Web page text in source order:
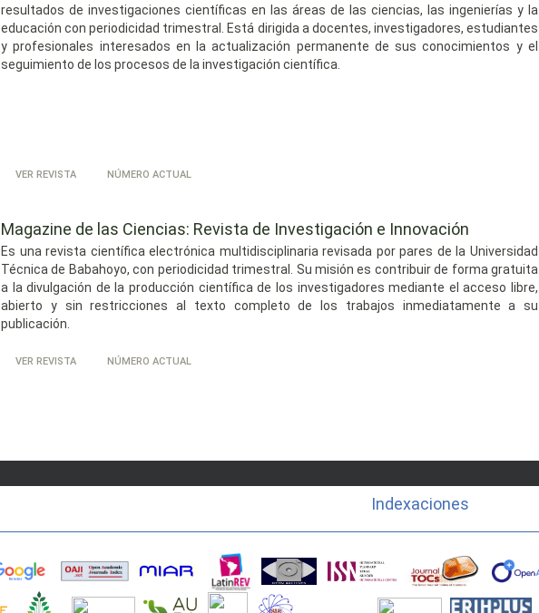
resultados de investigaciones científicas en las áreas de las ciencias, las ingenierías y la
educación con periodicidad trimestral. Está dirigida a docentes, investigadores, estudiantes
y profesionales interesados en la actualización permanente de sus conocimientos y el
seguimiento de los procesos de la investigación científica.
VER REVISTA NÚMERO ACTUAL
Magazine de las Ciencias: Revista de Investigación e Innovación
Es una revista científica electrónica multidisciplinaria revisada por pares de la Universidad
Técnica de Babahoyo, con periodicidad trimestral. Su misión es contribuir de forma gratuita
a la divulgación de la producción científica de los investigadores mediante el acceso libre,
abierto y sin restricciones al texto completo de los trabajos inmediatamente a su
publicación.
VER REVISTA NÚMERO ACTUAL
Indexaciones